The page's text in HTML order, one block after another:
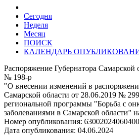
Сегодня
Неделя
Месяц
ПОИСК
КАЛЕНДАРЬ
Распоряжение Губернатора Самарской
№ 198-р
"О внесении изменений в
Самарской области от 28.06.2019 №
региональной программы "Борьба с
заболеваниями в Самарской области"
Номер опубликования:
Дата опубликования: 04.06.2024